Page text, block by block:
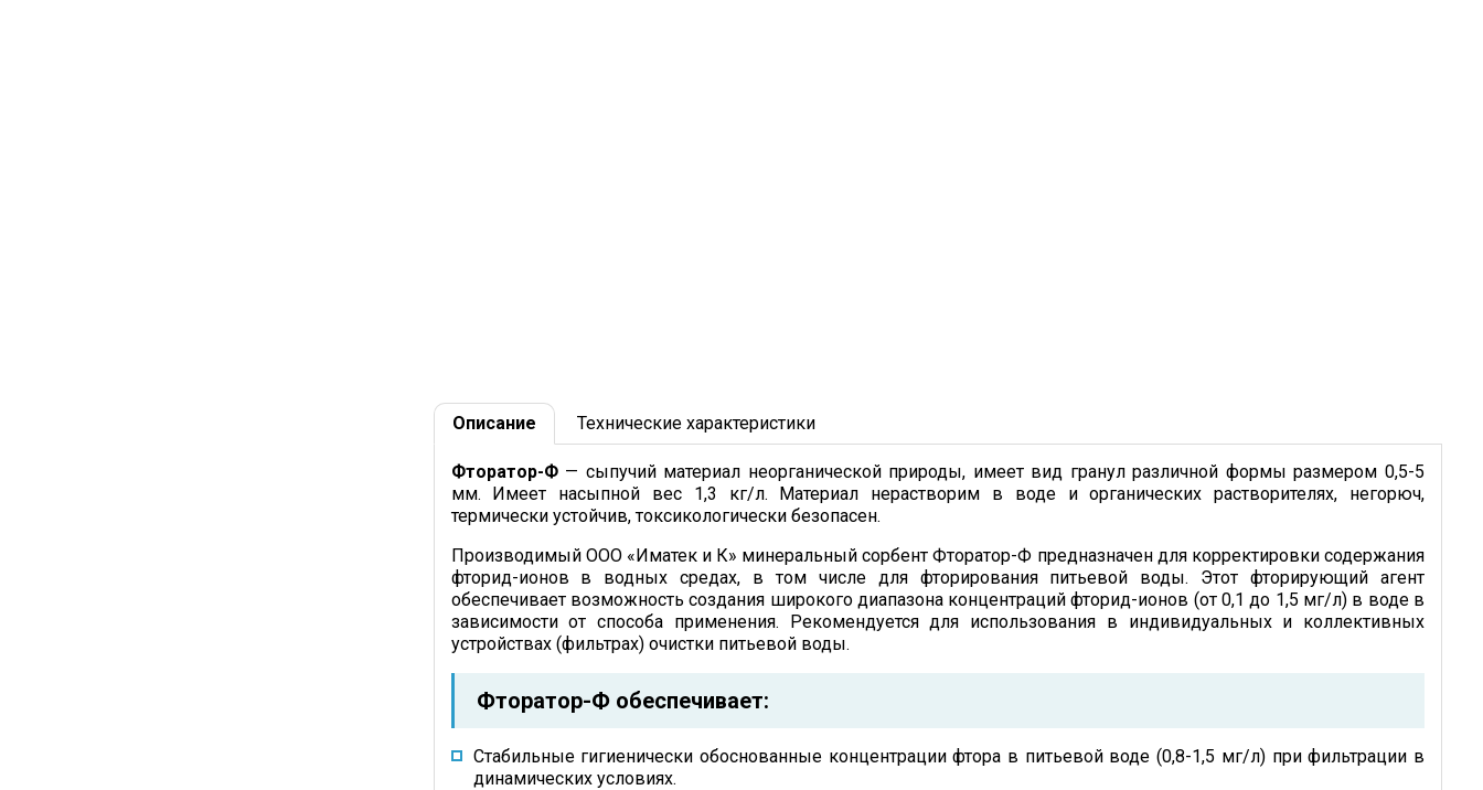
Описание Технические характеристики
Фторатор-Ф— сыпучий материал неорганической природы, имеет вид гранул различной формы размером 0,5-5
мм. Имеет насыпной вес 1,3 кг/л. Материал нерастворим в воде и органических растворителях, негорюч,
термически устойчив, токсикологически безопасен.
Производимый ООО «Иматек и К» минеральный сорбент Фторатор-Ф предназначен для корректировки содержания
фторид-ионов в водных средах, в том числе для фторирования питьевой воды. Этот фторирующий агент
обеспечивает возможность создания широкого диапазона концентраций фторид-ионов (от 0,1 до 1,5 мг/л) в воде в
зависимости от способа применения. Рекомендуется для использования в индивидуальных и коллектив­ных
устройствах (фильтрах) очистки питьевой воды.
Фторатор-Фобеспечивает:
Стабильные гигиенически обоснованные концентрации фтора в питьевой воде (0,8-1,5 мг/л) при фильтрации в
динамических условиях.